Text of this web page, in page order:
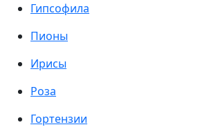
Гипсофила
Пионы
Ирисы
Роза
Гортензии